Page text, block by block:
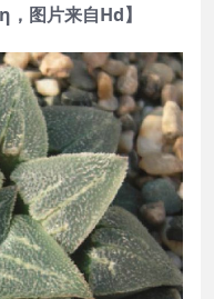
图片来自Hd】